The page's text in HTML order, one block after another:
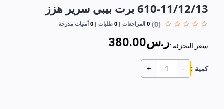
610-11/12/13 برت بيبي سرير هزز
(0)
0 المراجعات 0 طلبات 0 أمنيات مدرجة
سعر التجزئه :ر.س380.00
كمية : -
+